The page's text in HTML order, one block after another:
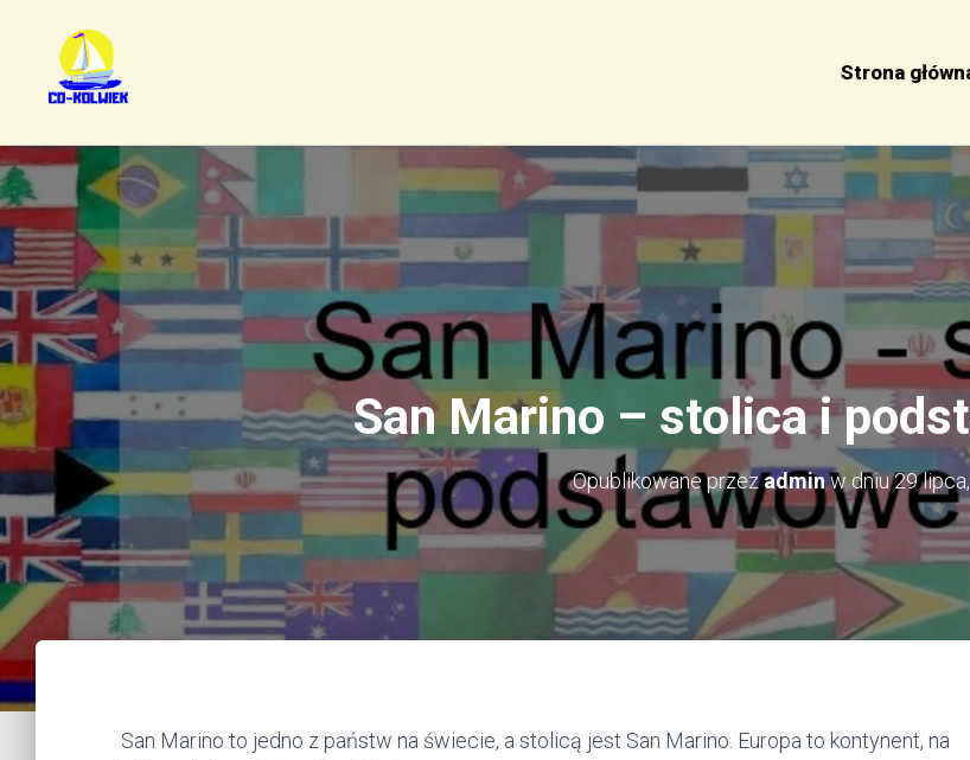
Strona
San Marino – stolica i
Opublikowane przezadminw dniu29
San Marino to jedno z państw na świecie, a stolicą jest San Marino. Europa to kontynent, na